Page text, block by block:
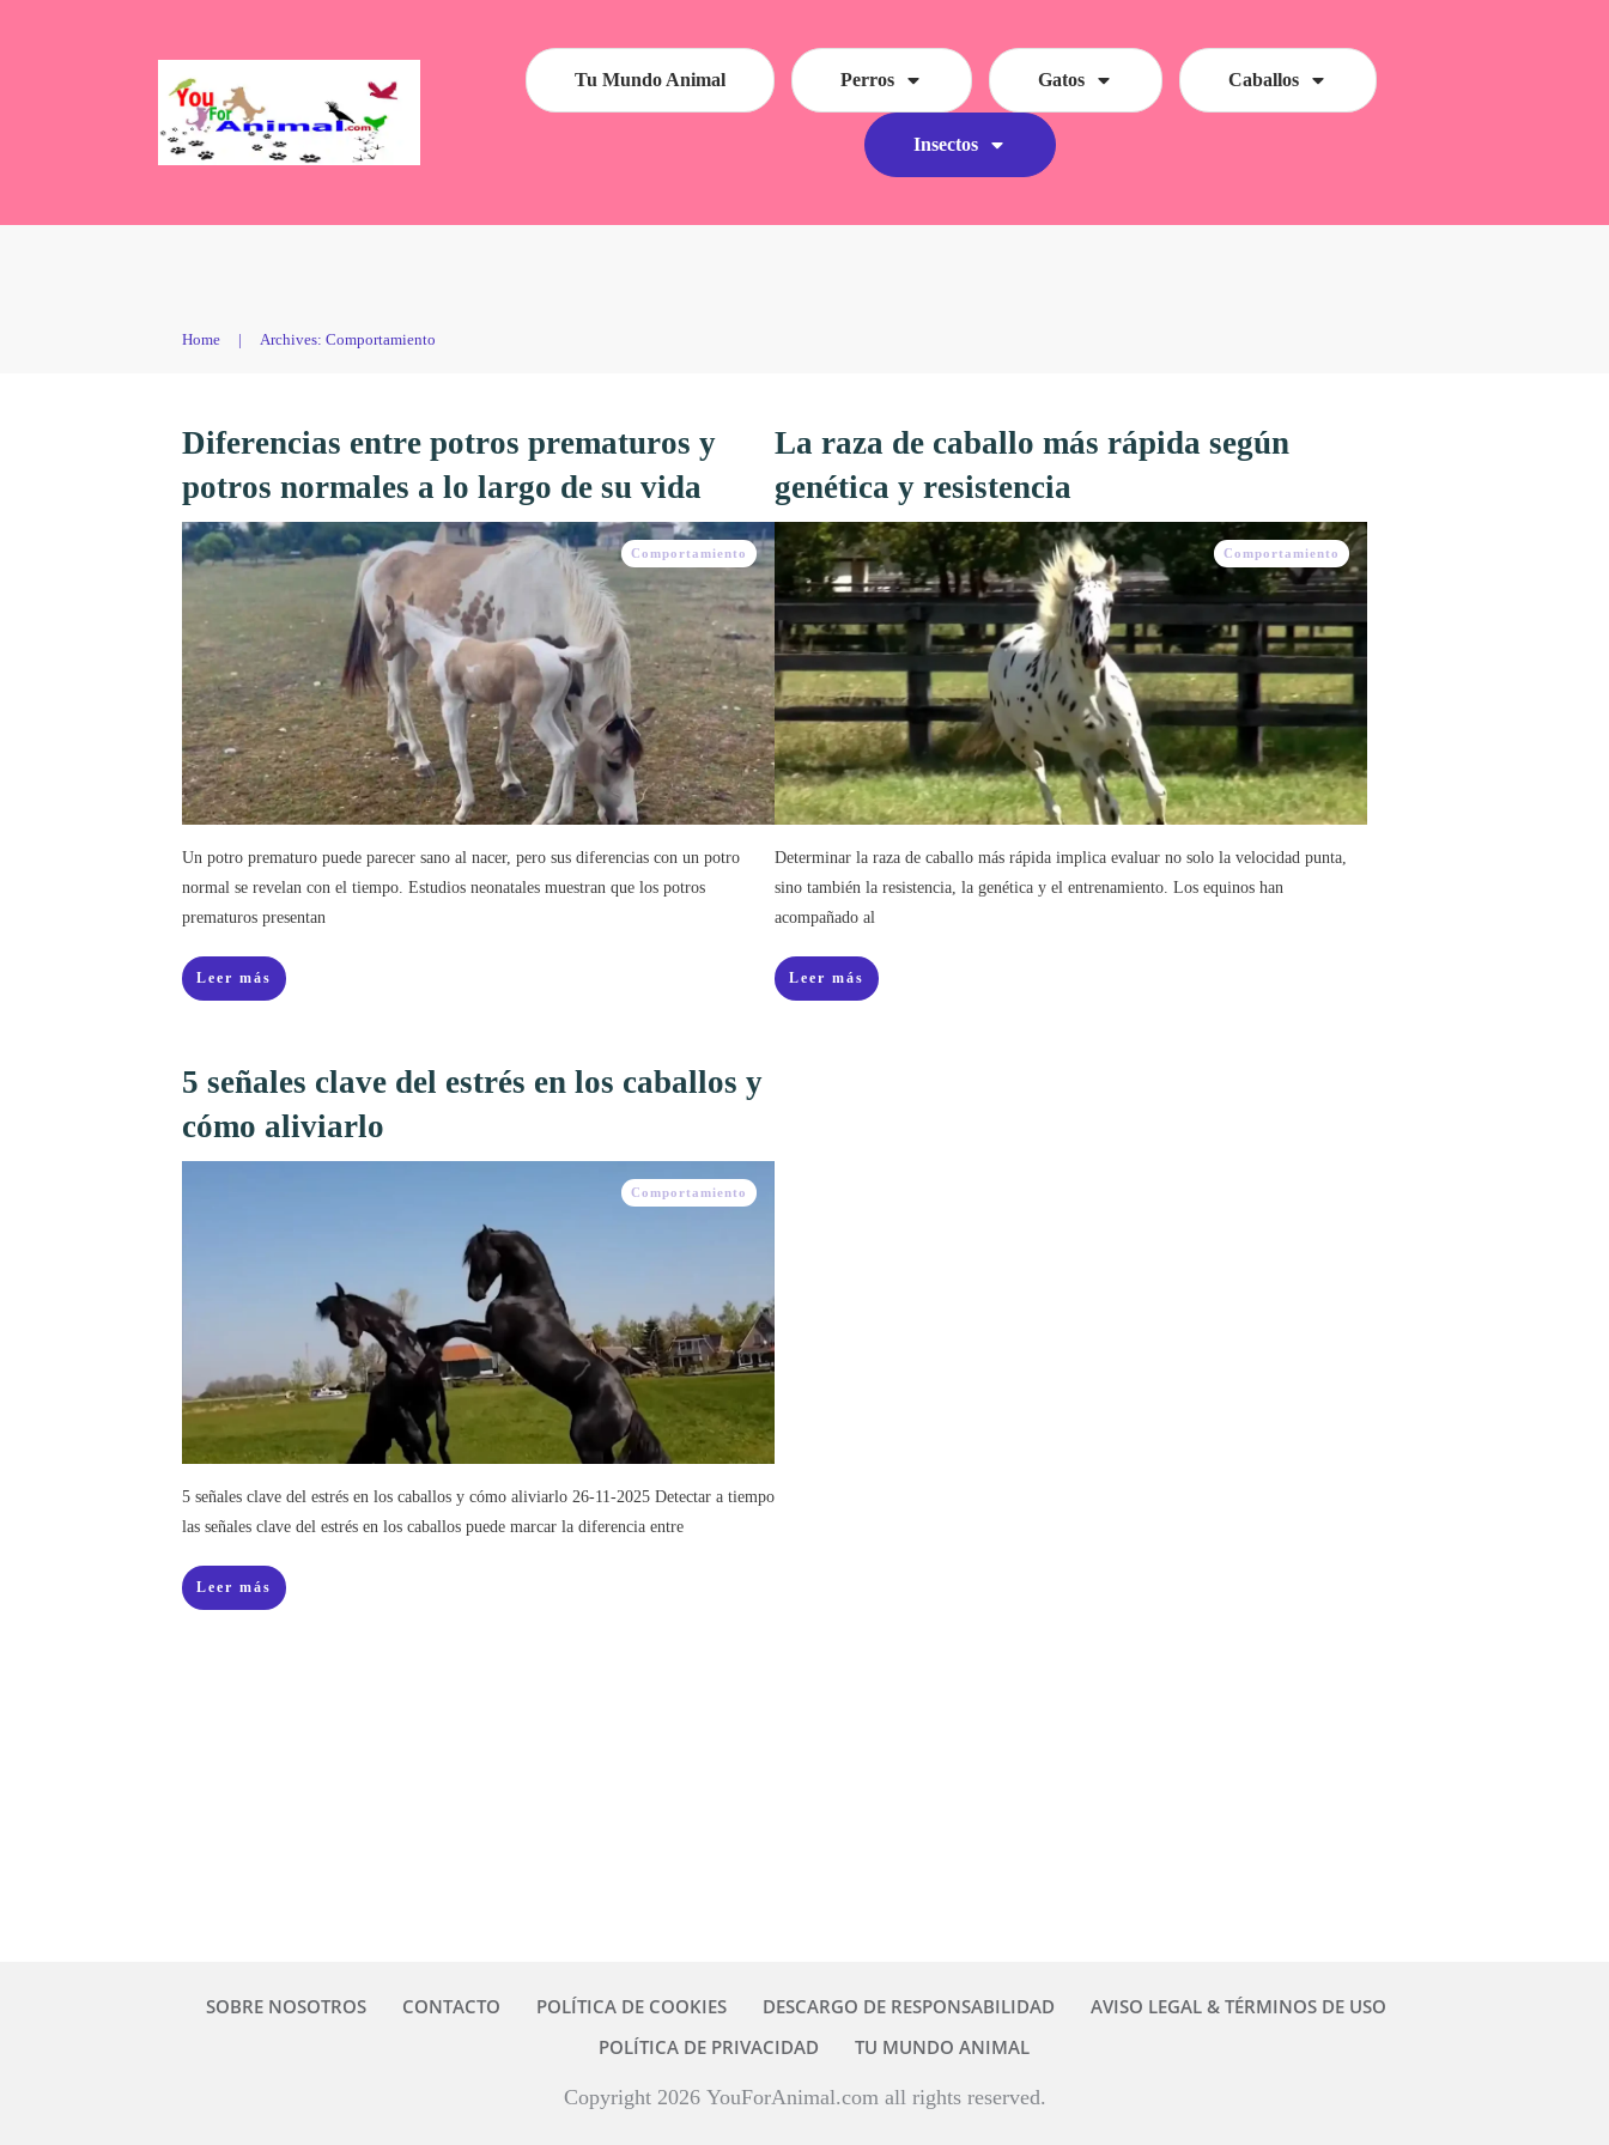
Tu Mundo Animal Perros Gatos Caballos
Insectos
Home | Archives: Comportamiento
Diferencias entre potros prematuros y
potros normales a lo largo de su vida
Comportamiento
Un potro prematuro puede parecer sano al nacer, pero sus diferencias con un potro
normal se revelan con el tiempo. Estudios neonatales muestran que los potros
prematuros presentan
Leer más
La raza de caballo más rápida según
genética y resistencia
Comportamiento
Determinar la raza de caballo más rápida implica evaluar no solo la velocidad punta,
sino también la resistencia, la genética y el entrenamiento. Los equinos han
acompañado al
Leer más
5 señales clave del estrés en los caballos y
cómo aliviarlo
Comportamiento
5 señales clave del estrés en los caballos y cómo aliviarlo 26-11-2025 Detectar a tiempo
las señales clave del estrés en los caballos puede marcar la diferencia entre
Leer más
SOBRE NOSOTROS CONTACTO POLÍTICA DE COOKIES DESCARGO DE RESPONSABILIDAD
AVISO LEGAL & TÉRMINOS DE USO
POLÍTICA DE PRIVACIDAD
TU MUNDO ANIMAL
Copyright 2026YouForAnimal.com all rights reserved.